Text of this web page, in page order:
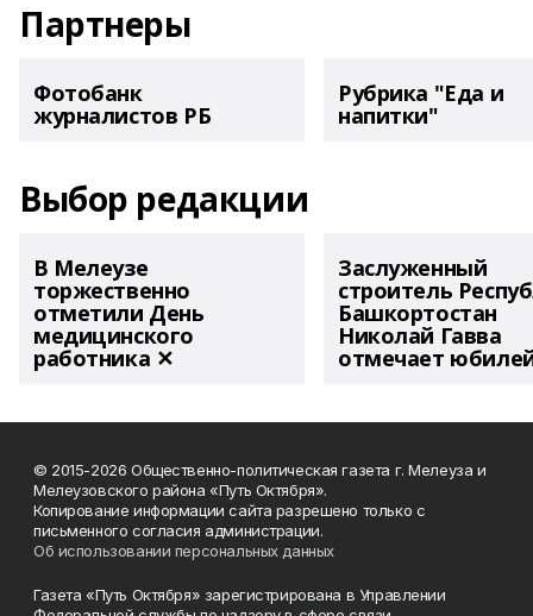
Партнеры
Фотобанк
журналистов РБ
Рубрика "Еда и
напитки"
Выбор редакции
В Мелеузе
торжественно
отметили День
медицинского
работника ✕
Заслуженный
строитель
Башкортостан
Николай Гавва
отмечает
© 2015-2026 Общественно-политическая газета г. Мелеуза и
Мелеузовского района «Путь Октября».
Копирование информации сайта разрешено только с
письменного согласия администрации.
Об использовании персональных данных
Газета «Путь Октября» зарегистрирована в Управлении